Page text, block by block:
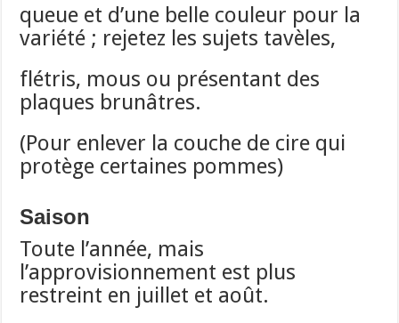
queue et d’une belle couleur pour la
variété ; rejetez les sujets tavèles,
flétris, mous ou présentant des
plaques brunâtres.
(Pour enlever la couche de cire qui
protège certaines pommes)
Saison
Toute l’année, mais
l’approvisionnement est plus
restreint en juillet et août.